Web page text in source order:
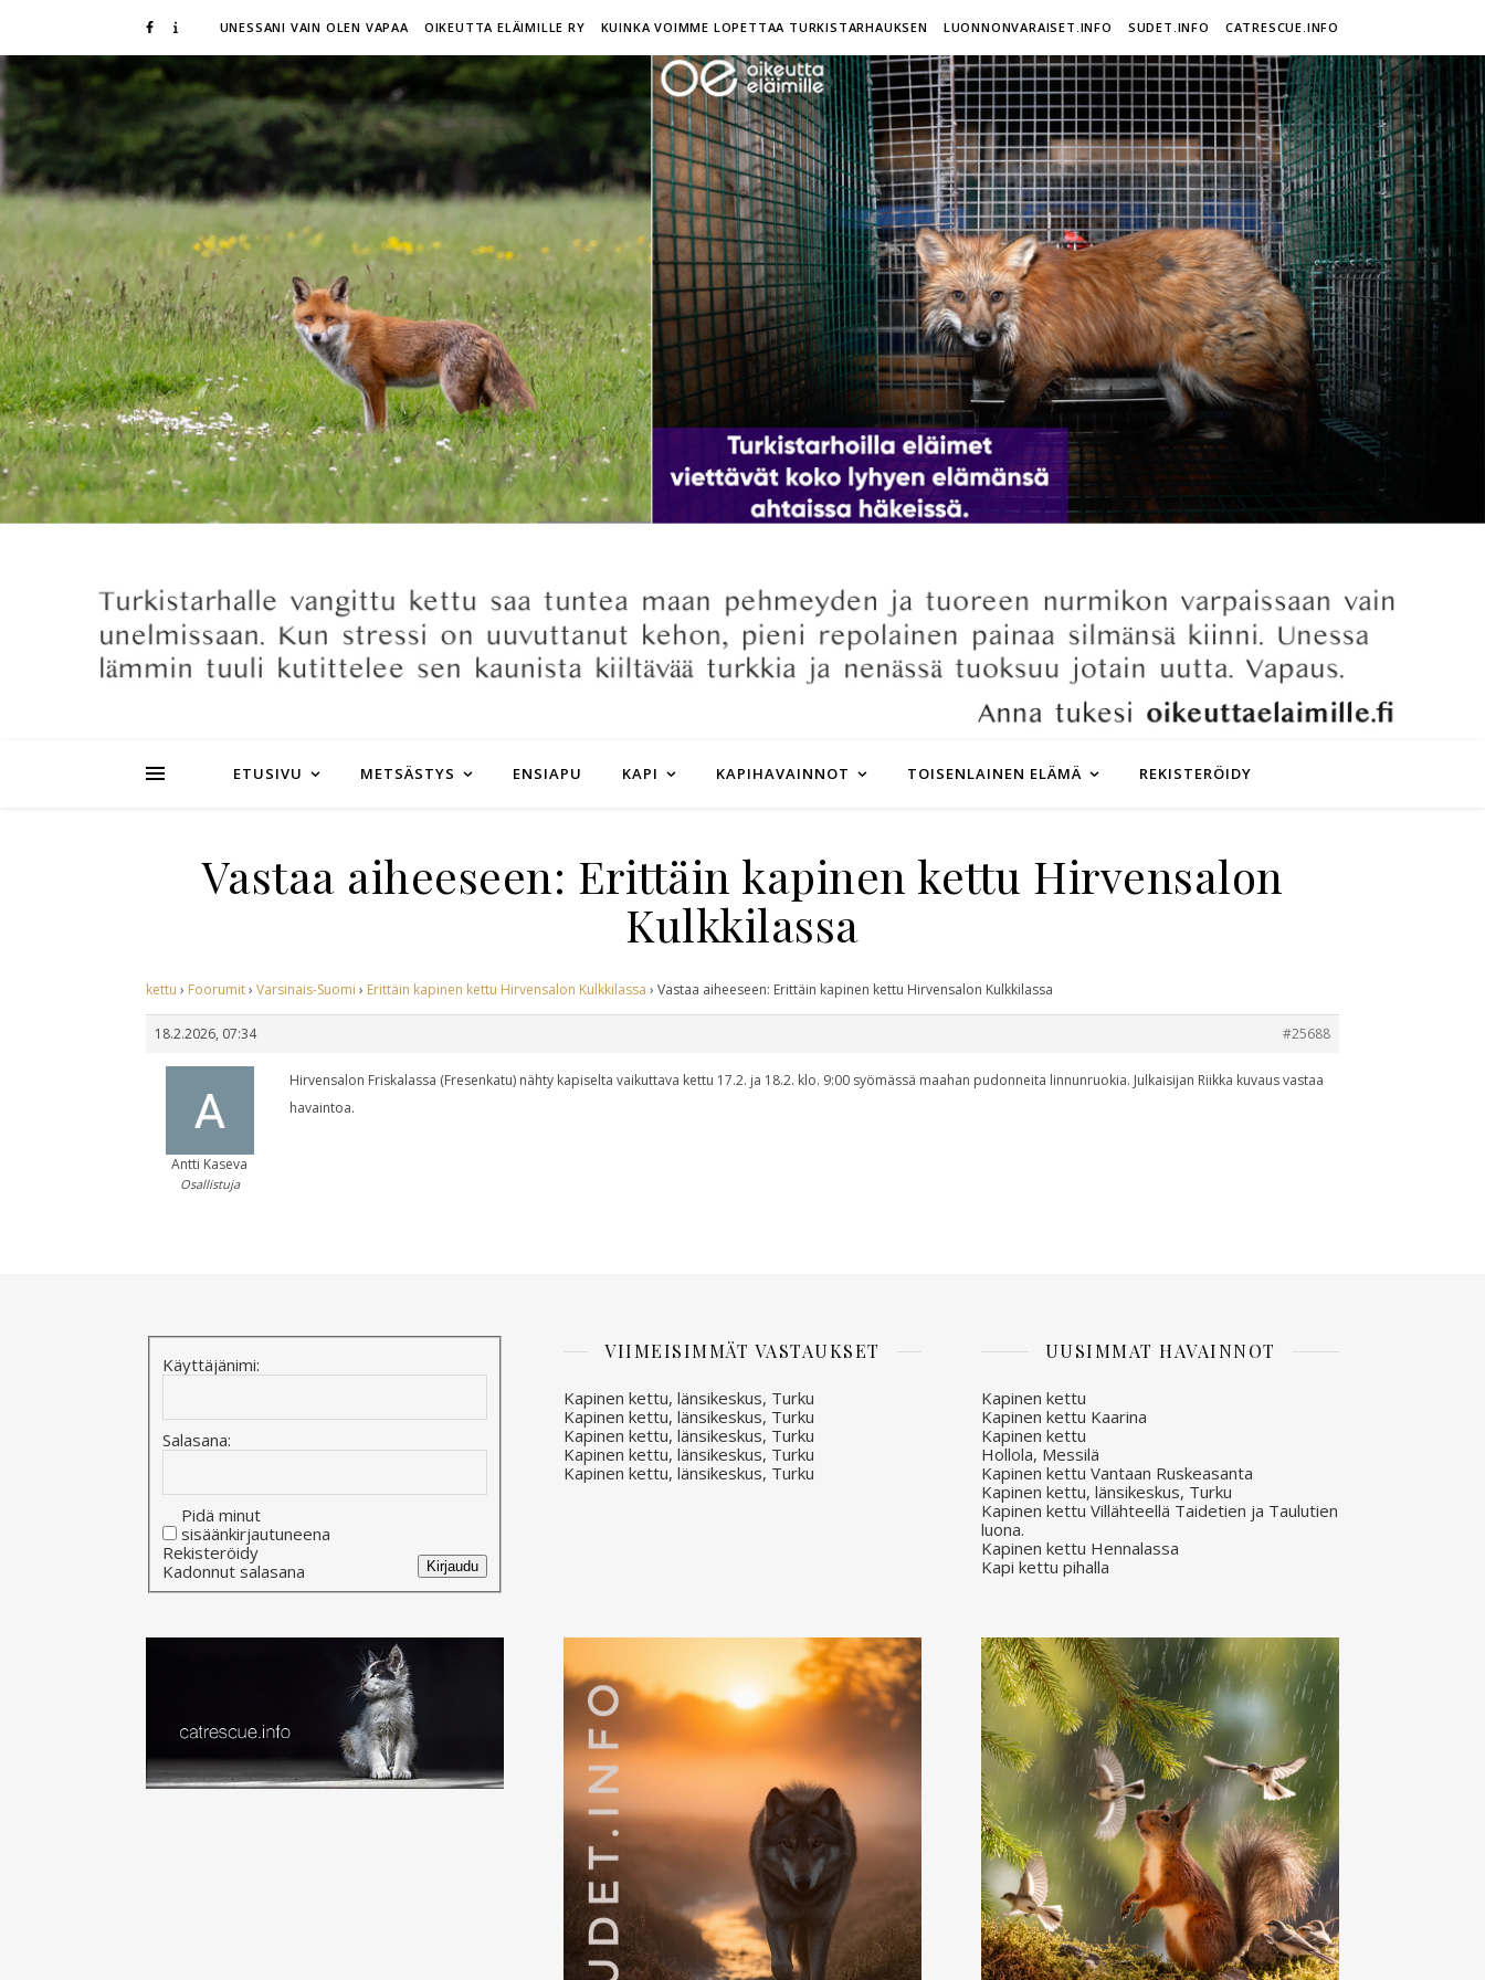
UNESSANI VAIN OLEN VAPAA OIKEUTTA ELÄIMILLE RY KUINKA VOIMME LOPETTAA TURKISTARHAUKSEN LUONNONVARAISET.INFO SUDET.INFO CATRESCUE.INFO
ETUSIVU METSÄSTYS ENSIAPU KAPI KAPIHAVAINNOT TOISENLAINEN ELÄMÄ REKISTERÖIDY
Vastaa aiheeseen: Erittäin kapinen kettu Hirvensalon
Kulkkilassa
kettu › Foorumit› Varsinais-Suomi › Erittäin kapinen kettu Hirvensalon Kulkkilassa › Vastaa aiheeseen: Erittäin kapinen kettu Hirvensalon Kulkkilassa
18.2.2026, 07:34 #25688
Antti Kaseva
Osallistuja
Hirvensalon Friskalassa (Fresenkatu) nähty kapiselta vaikuttava kettu 17.2. ja 18.2. klo. 9:00 syömässä maahan pudonneita linnunruokia. Julkaisijan Riikka kuvaus vastaa
havaintoa.
Käyttäjänimi:
Salasana:
Pidä minut
sisäänkirjautuneena
Alternative:
Kirjaudu
Rekisteröidy
Kadonnut salasana
VIIMEISIMMÄT VASTAUKSET
Kapinen kettu, länsikeskus, Turku
Kapinen kettu, länsikeskus, Turku
Kapinen kettu, länsikeskus, Turku
Kapinen kettu, länsikeskus, Turku
Kapinen kettu, länsikeskus, Turku
UUSIMMAT HAVAINNOT
Kapinen kettu
Kapinen kettu Kaarina
Kapinen kettu
Hollola, Messilä
Kapinen kettu Vantaan Ruskeasanta
Kapinen kettu, länsikeskus, Turku
Kapinen kettu Villähteellä Taidetien ja Taulutien
luona.
Kapinen kettu Hennalassa
Kapi kettu pihalla